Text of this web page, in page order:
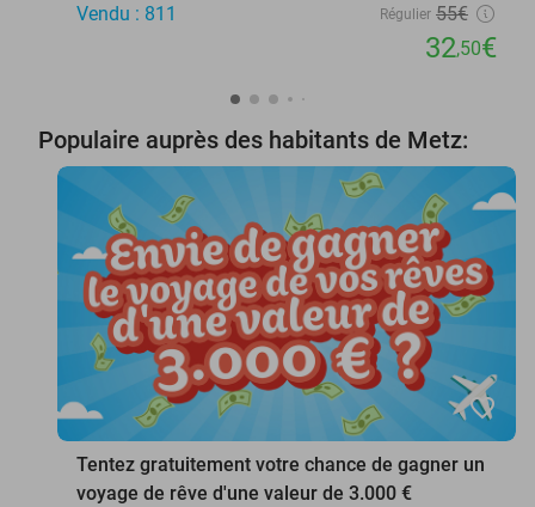
Vendu : 811 Régulier 55€
32,50€
Populaire auprès des habitants de Metz:
favorite_border
Tentez gratuitement votre chance de gagner un
voyage de rêve d'une valeur de 3.000 €